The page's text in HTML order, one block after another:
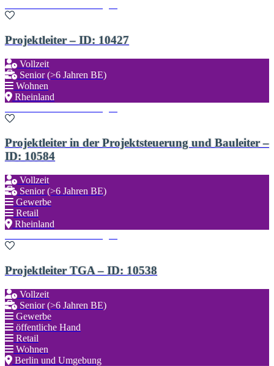
Projektleiter – ID: 10427
Vollzeit
Senior (>6 Jahren BE)
Wohnen
Rheinland
Projektleiter in der Projektsteuerung und Bauleiter –
ID: 10584
Vollzeit
Senior (>6 Jahren BE)
Gewerbe
Retail
Rheinland
Projektleiter TGA – ID: 10538
Vollzeit
Senior (>6 Jahren BE)
Gewerbe
öffentliche Hand
Retail
Wohnen
Berlin und Umgebung